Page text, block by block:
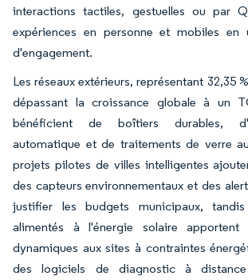
interactions tactiles, gestuelles ou par
expériences en personne et mobiles en
d'engagement.
Les réseaux extérieurs, représentant 32,35
dépassant la croissance globale à un
bénéficient de boîtiers durables,
automatique et de traitements de verre
projets pilotes de villes intelligentes
des capteurs environnementaux et des
justifier les budgets municipaux,
alimentés à l'énergie solaire apportent
dynamiques aux sites à contraintes
des logiciels de diagnostic à